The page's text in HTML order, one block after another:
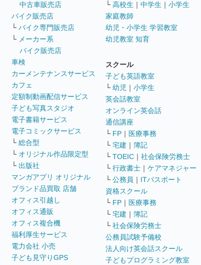
中古車販売店
バイク販売店
└ バイク専門販売店
└ メーカー系
バイク販売店
車検
カーメンテナンスサービス
カフェ
定額制動画配信サービス
子ども写真スタジオ
電子書籍サービス
電子コミックサービス
└ 総合型
└ オリジナル作品限定型
└ 出版社
マンガアプリ オリジナル
ブランド品買取 店舗
オフィス引越し
オフィス通販
オフィス複合機
福利厚生サービス
電力会社 小売
子ども見守りGPS
└ 高校生 ｜ 中学生 ｜ 小学生
家庭教師
幼児・小学生 学習教室
幼児教室 知育
スクール
子ども英語教室
└ 幼児 ｜ 小学生
英会話教室
オンライン英会話
通信講座
└ FP ｜ 医療事務
└ 宅建 ｜ 簿記
└ TOEIC ｜ 社会保険労務士
└ 行政書士 ｜ ケアマネジャー
└ 公務員 ｜ ITパスポート
資格スクール
└ FP ｜ 医療事務
└ 宅建 ｜ 簿記
└ 社会保険労務士
公務員試験予備校
法人向け英会話スクール
子どもプログラミング教室